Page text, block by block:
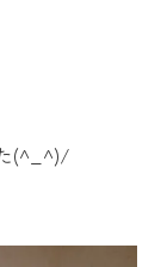
(^_^)/